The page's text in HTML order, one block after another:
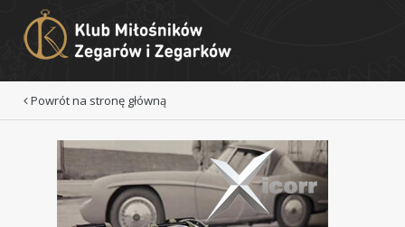
Powrót na stronę główną